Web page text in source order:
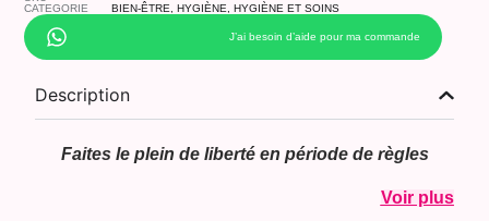
CATEGORIE
BIEN-ÊTRE, HYGIÈNE, HYGIÈNE ET SOINS
J’ai besoin d’aide pour ma commande
Description
Faites le plein de liberté en période de règles
Voir plus